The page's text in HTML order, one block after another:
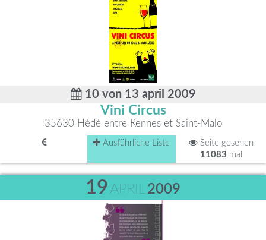
10 von 13 april 2009
Vini Circus
35630 Hédé entre Rennes et Saint-Malo
Ausführliche Liste
Seite gesehen
11083 mal
19APRIL 2009